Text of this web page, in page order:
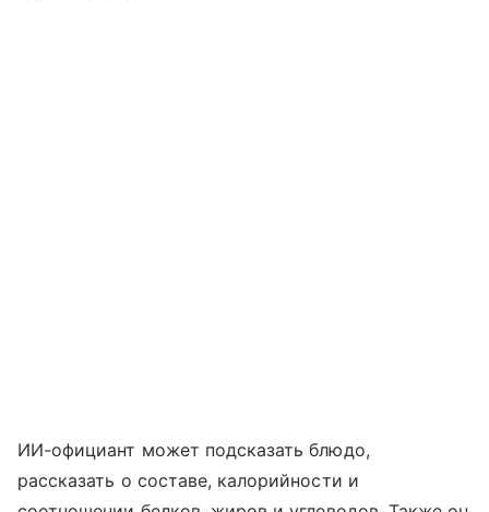
ИИ-официант может подсказать блюдо,
рассказать о составе, калорийности и